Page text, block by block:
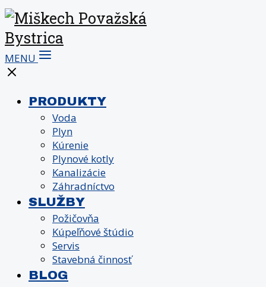
MENU
PRODUKTY
Voda
Plyn
Kúrenie
Plynové kotly
Kanalizácie
Záhradníctvo
SLUŽBY
Požičovňa
Kúpeľňové štúdio
Servis
Stavebná činnosť
BLOG